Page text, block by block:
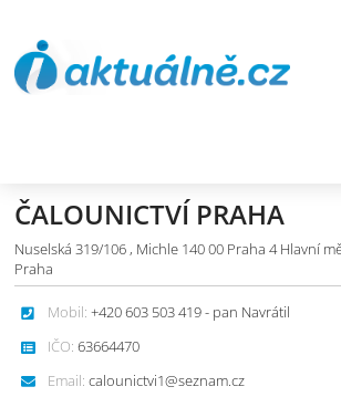
ČALOUNICTVÍ PRAHA
Nuselská 319/106 , Michle 140 00 Praha 4 Hlavní
Praha
Mobil: +420 603 503 419 - pan Navrátil
IČO: 63664470
Email: calounictvi1@seznam.cz